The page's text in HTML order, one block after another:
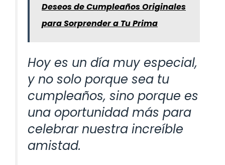
Deseos de Cumpleaños Originales
para Sorprender a Tu Prima
Hoy es un día muy especial,
y no solo porque sea tu
cumpleaños, sino porque es
una oportunidad más para
celebrar nuestra increíble
amistad.